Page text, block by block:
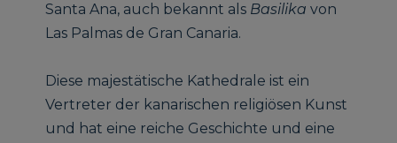
Santa Ana, auch bekannt als Basilika von
Las Palmas de Gran Canaria.
Diese majestätische Kathedrale ist ein
Vertreter der kanarischen religiösen Kunst
und hat eine reiche Geschichte und eine